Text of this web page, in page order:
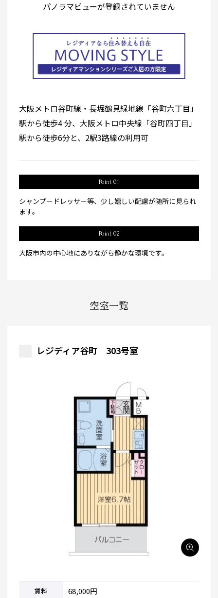
パノラマビューが登録されていません
大阪メトロ谷町線・長堀鶴見緑地線「谷町六丁目」
駅から徒歩4 分、大阪メトロ中央線「谷町四丁目」
駅から徒歩6分と、2駅3路線の利用可
Point 01
シャンプードレッサー等、少し嬉しい配慮が随所に見られ
ます。
Point 02
大阪市内の中心地にありながら静かな環境です。
空室一覧
レジディア谷町 303号室
賃料 68,000円